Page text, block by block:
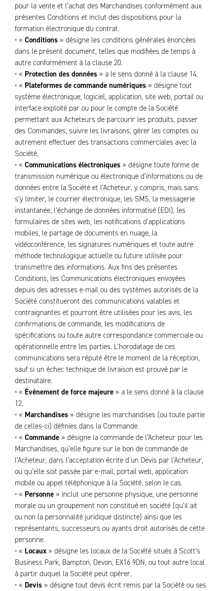
pour la vente et l’achat des Marchandises conformément aux
présentes Conditions et inclut des dispositions pour la
formation électronique du contrat.
• « Conditions » désigne les conditions générales énoncées
dans le présent document, telles que modifiées de temps à
autre conformément à la clause 20.
• « Protection des données » a le sens donné à la clause 14.
• « Plateformes de commande numériques » désigne tout
système électronique, logiciel, application, site web, portail ou
interface exploité par ou pour le compte de la Société
permettant aux Acheteurs de parcourir les produits, passer
des Commandes, suivre les livraisons, gérer les comptes ou
autrement effectuer des transactions commerciales avec la
Société.
• « Communications électroniques » désigne toute forme de
transmission numérique ou électronique d’informations ou de
données entre la Société et l’Acheteur, y compris, mais sans
s’y limiter, le courrier électronique, les SMS, la messagerie
instantanée, l’échange de données informatisé (EDI), les
formulaires de sites web, les notifications d’applications
mobiles, le partage de documents en nuage, la
vidéoconférence, les signatures numériques et toute autre
méthode technologique actuelle ou future utilisée pour
transmettre des informations. Aux fins des présentes
Conditions, les Communications électroniques envoyées
depuis des adresses e-mail ou des systèmes autorisés de la
Société constitueront des communications valables et
contraignantes et pourront être utilisées pour les avis, les
confirmations de commande, les modifications de
spécifications ou toute autre correspondance commerciale ou
opérationnelle entre les parties. L’horodatage de ces
communications sera réputé être le moment de la réception,
sauf si un échec technique de livraison est prouvé par le
destinataire.
• « Événement de force majeure » a le sens donné à la clause
12.
• « Marchandises » désigne les marchandises (ou toute partie
de celles-ci) définies dans la Commande.
• « Commande » désigne la commande de l’Acheteur pour les
Marchandises, qu’elle figure sur le bon de commande de
l’Acheteur, dans l’acceptation écrite d’un Devis par l’Acheteur,
ou qu’elle soit passée par e-mail, portail web, application
mobile ou appel téléphonique à la Société, selon le cas.
• « Personne » inclut une personne physique, une personne
morale ou un groupement non constitué en société (qu’il ait
ou non la personnalité juridique distincte) ainsi que les
représentants, successeurs ou ayants droit autorisés de cette
personne.
• « Locaux » désigne les locaux de la Société situés à Scott’s
Business Park, Bampton, Devon, EX16 9DN, ou tout autre local
à partir duquel la Société peut opérer.
• « Devis » désigne tout devis écrit remis par la Société ou ses